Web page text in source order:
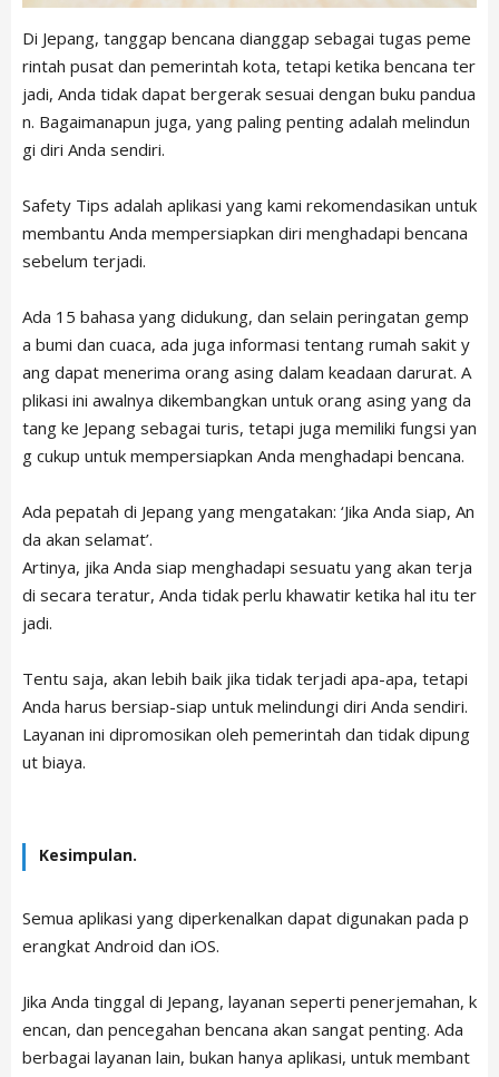
Di Jepang, tanggap bencana dianggap sebagai tugas peme
rintah pusat dan pemerintah kota, tetapi ketika bencana ter
jadi, Anda tidak dapat bergerak sesuai dengan buku pandua
n. Bagaimanapun juga, yang paling penting adalah melindun
gi diri Anda sendiri.
Safety Tips adalah aplikasi yang kami rekomendasikan untuk
membantu Anda mempersiapkan diri menghadapi bencana
sebelum terjadi.
Ada 15 bahasa yang didukung, dan selain peringatan gemp
a bumi dan cuaca, ada juga informasi tentang rumah sakit y
ang dapat menerima orang asing dalam keadaan darurat. A
plikasi ini awalnya dikembangkan untuk orang asing yang da
tang ke Jepang sebagai turis, tetapi juga memiliki fungsi yan
g cukup untuk mempersiapkan Anda menghadapi bencana.
Ada pepatah di Jepang yang mengatakan: ‘Jika Anda siap, An
da akan selamat’.
Artinya, jika Anda siap menghadapi sesuatu yang akan terja
di secara teratur, Anda tidak perlu khawatir ketika hal itu ter
jadi.
Tentu saja, akan lebih baik jika tidak terjadi apa-apa, tetapi
Anda harus bersiap-siap untuk melindungi diri Anda sendiri.
Layanan ini dipromosikan oleh pemerintah dan tidak dipung
ut biaya.
Kesimpulan.
Semua aplikasi yang diperkenalkan dapat digunakan pada p
erangkat Android dan iOS.
Jika Anda tinggal di Jepang, layanan seperti penerjemahan, k
encan, dan pencegahan bencana akan sangat penting. Ada
berbagai layanan lain, bukan hanya aplikasi, untuk membant
TRAVEL
CONTACT